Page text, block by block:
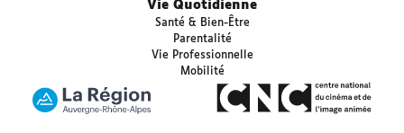
Vie Quotidienne
Santé & Bien-Être
Parentalité
Vie Professionnelle
Mobilité